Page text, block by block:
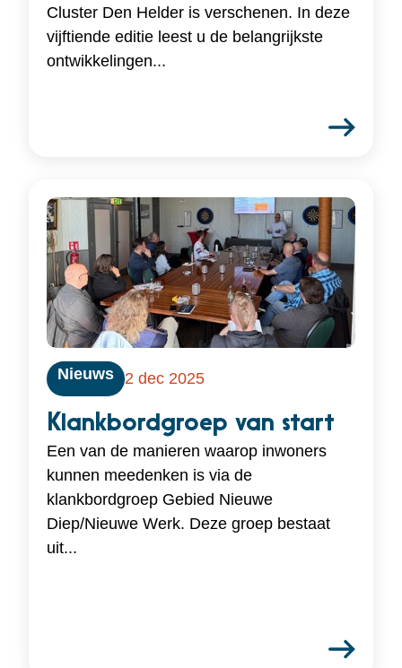
Cluster Den Helder is verschenen. In deze
vijftiende editie leest u de belangrijkste
ontwikkelingen...
Nieuws 2 dec 2025
Klankbordgroep van start
Een van de manieren waarop inwoners
kunnen meedenken is via de
klankbordgroep Gebied Nieuwe
Diep/Nieuwe Werk. Deze groep bestaat
uit...